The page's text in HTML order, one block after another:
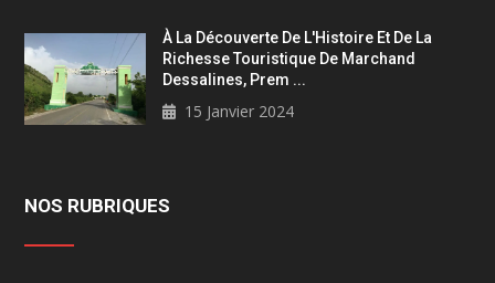
À La Découverte De L'Histoire Et De La
Richesse Touristique De Marchand
Dessalines, Prem ...
15 Janvier 2024
NOS RUBRIQUES